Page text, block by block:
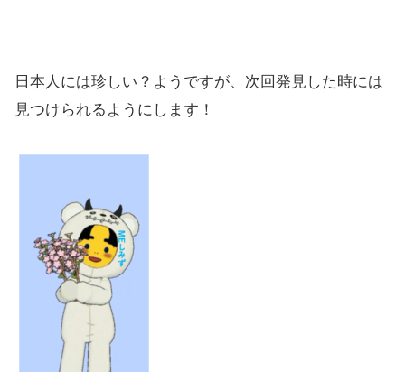
日本人には珍しい？ようですが、次回発見した時には
見つけられるようにします！